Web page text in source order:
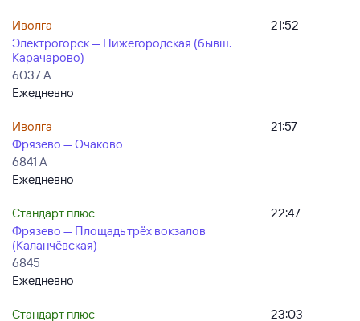
Иволга
Электрогорск — Нижегородская (бывш.
Карачарово)
6037 А
Ежедневно
21:52
Иволга
Фрязево — Очаково
6841 А
Ежедневно
21:57
Стандарт плюс
Фрязево — Площадь трёх вокзалов
(Каланчёвская)
6845
Ежедневно
22:47
Стандарт плюс
23:03